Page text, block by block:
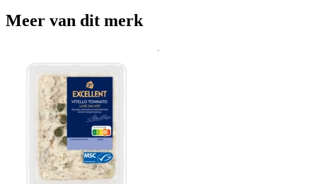
Meer van dit merk